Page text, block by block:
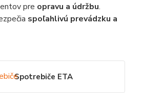
pre opravu a údržbu.
spoľahlivú prevádzku a
Spotrebiče ETA